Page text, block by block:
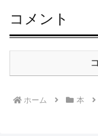
コメント
ホーム 本